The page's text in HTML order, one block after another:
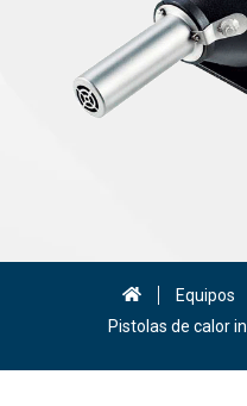
Equipos
Pistolas de calor